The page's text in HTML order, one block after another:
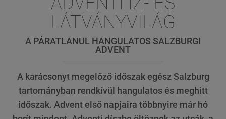
LÁTVÁNYVILÁG
A PÁRATLANUL HANGULATOS SALZBURGI
ADVENT
A karácsonyt megelőző időszak egész Salzburg
tartományban rendkívül hangulatos és meghitt
időszak. Advent első napjaira többnyire már hó